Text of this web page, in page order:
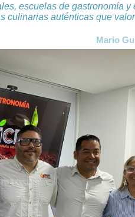
escuelas de gastronomía y
culinarias auténticas que
Mario